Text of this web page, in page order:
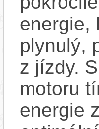
energie,
plynulý,
z jízdy.
motoru
energie